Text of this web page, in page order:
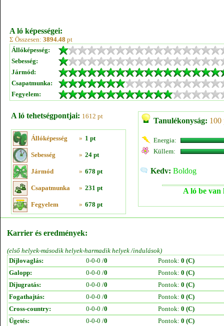
A ló képességei:
Σ Összesen: 3894.48 pt
Állóképesség:
Sebesség:
Jármód:
Csapatmunka:
Fegyelem:
A ló tehetségpontjai: 1612 pt
Állóképesség » 1 pt
Sebesség » 24 pt
Jármód » 678 pt
Csapatmunka » 231 pt
Fegyelem » 678 pt
Tanulékonyság: 100
Energia:
Küllem:
Kedv: Boldog
A ló be van
Karrier és eredmények:
(első helyek-második helyek-harmadik helyek /indulások)
Díjlovaglás:
0-0-0 /0 Pontok: 0 (C)
Galopp:
0-0-0 /0 Pontok: 0 (C)
Díjugratás:
0-0-0 /0 Pontok: 0 (C)
Fogathajtás:
0-0-0 /0 Pontok: 0 (C)
Cross-country:
0-0-0 /0 Pontok: 0 (C)
Ügetés:
0-0-0 /0 Pontok: 0 (C)